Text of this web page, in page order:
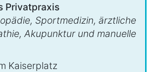
Privatpraxis
Sportmedizin, ärztliche
Akupunktur und manuelle
Kaiserplatz